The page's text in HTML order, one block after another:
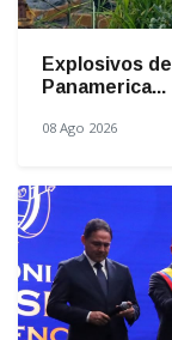
Explosivos
Panamerica...
08 Ago 2026